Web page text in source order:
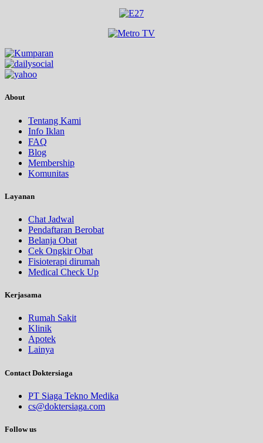
About
Tentang Kami
Info Iklan
FAQ
Blog
Membership
Komunitas
Layanan
Chat Jadwal
Pendaftaran Berobat
Belanja Obat
Cek Ongkir Obat
Fisioterapi dirumah
Medical Check Up
Kerjasama
Rumah Sakit
Klinik
Apotek
Lainya
Contact Doktersiaga
PT Siaga Tekno Medika
cs@doktersiaga.com
Follow us